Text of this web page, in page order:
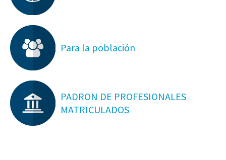
Para la población
PADRON DE PROFESIONALES
MATRICULADOS